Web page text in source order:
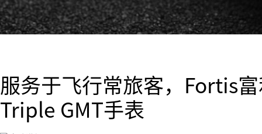
服务于飞行常旅客，Fortis
Triple GMT手表